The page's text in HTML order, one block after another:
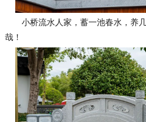
小桥流水人家，蓄一池春水，养
哉！